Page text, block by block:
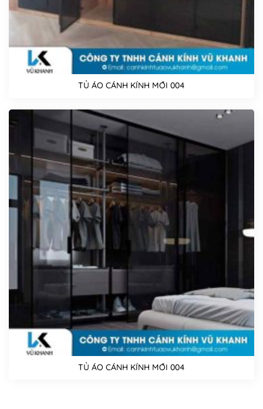
TỦ ÁO CÁNH KÍNH MỚI 004
TỦ ÁO CÁNH KÍNH MỚI 004